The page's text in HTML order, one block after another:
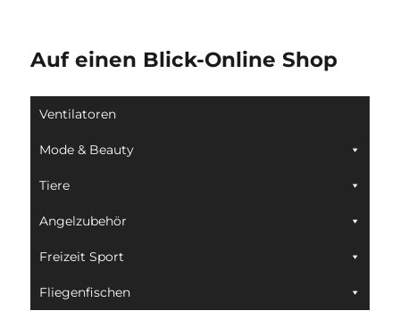
Auf einen Blick-Online Shop
Ventilatoren
Mode & Beauty
Tiere
Angelzubehör
Freizeit Sport
Fliegenfischen